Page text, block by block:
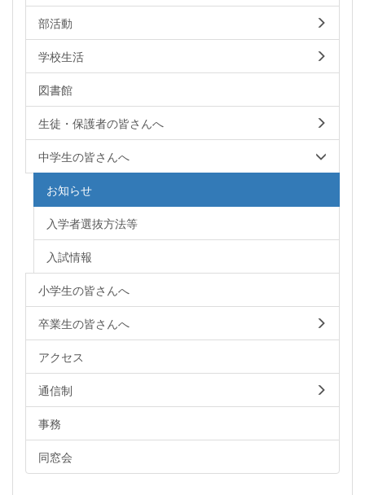
部活動
学校生活
図書館
生徒・保護者の皆さんへ
中学生の皆さんへ
お知らせ
入学者選抜方法等
入試情報
小学生の皆さんへ
卒業生の皆さんへ
アクセス
通信制
事務
同窓会